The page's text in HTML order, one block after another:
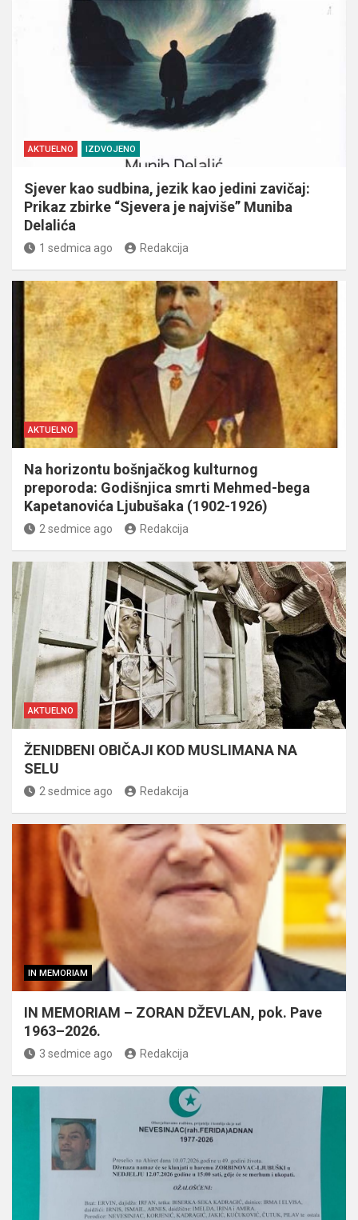
AKTUELNO IZDVOJENO
Sjever kao sudbina, jezik kao jedini zavičaj:
Prikaz zbirke “Sjevera je najviše” Muniba
Delalića
1 sedmica ago Redakcija
AKTUELNO
Na horizontu bošnjačkog kulturnog
preporoda: Godišnjica smrti Mehmed-bega
Kapetanovića Ljubušaka (1902-1926)
2 sedmice ago Redakcija
AKTUELNO
ŽENIDBENI OBIČAJI KOD MUSLIMANA NA
SELU
2 sedmice ago Redakcija
IN MEMORIAM
IN MEMORIAM – ZORAN DŽEVLAN, pok. Pave
1963–2026.
3 sedmice ago Redakcija